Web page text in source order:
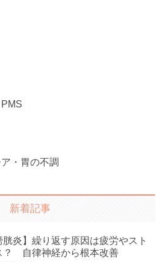
・胃の不調
新着記事
胱炎】繰り返す原因は疲労やスト
？ 自律神経から根本改善